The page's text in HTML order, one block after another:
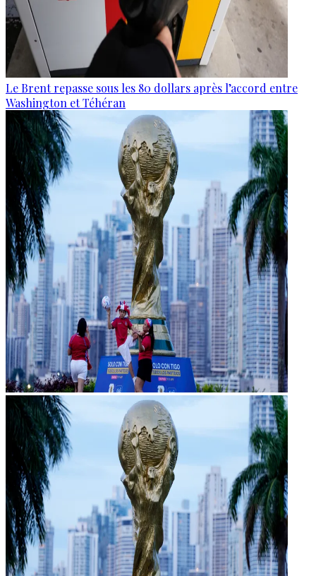
Le Brent repasse sous les 80 dollars après l’accord entre
Washington et Téhéran